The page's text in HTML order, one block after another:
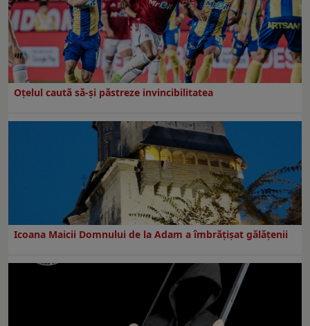
Oțelul caută să-și păstreze invincibilitatea
Icoana Maicii Domnului de la Adam a îmbrățișat gălățenii